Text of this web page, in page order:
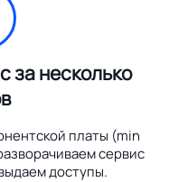
за несколько
платы (min
сервис
доступы.